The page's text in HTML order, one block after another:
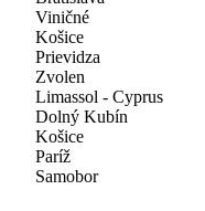
Viničné
Košice
Prievidza
Zvolen
Limassol - Cyprus
Dolný Kubín
Košice
Paríž
Samobor